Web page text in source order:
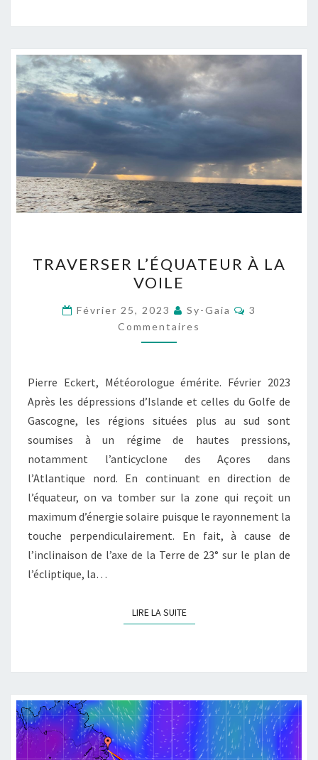
L’ÉQUATEUR
À
LA
VOILE
TRAVERSER L’ÉQUATEUR À LA
VOILE
Février 25, 2023 Sy-Gaia
3
Commentaires
Pierre Eckert, Météorologue émérite. Février 2023
Après les dépressions d’Islande et celles du Golfe de
Gascogne, les régions situées plus au sud sont
soumises à un régime de hautes pressions,
notamment l’anticyclone des Açores dans
l’Atlantique nord. En continuant en direction de
l’équateur, on va tomber sur la zone qui reçoit un
maximum d’énergie solaire puisque le rayonnement la
touche perpendiculairement. En fait, à cause de
l’inclinaison de l’axe de la Terre de 23° sur le plan de
l’écliptique, la…
LIRE LA SUITELIRE LA SUITE